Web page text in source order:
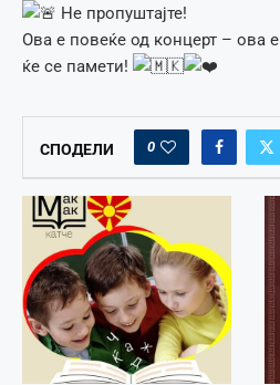
Не пропуштајте!
Ова е повеќе од концерт – ова
ќе се памети!
СПОДЕЛИ 0